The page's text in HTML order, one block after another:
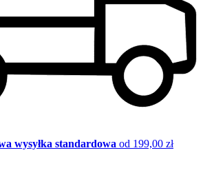
wysyłka standardowa od 199,00 zł